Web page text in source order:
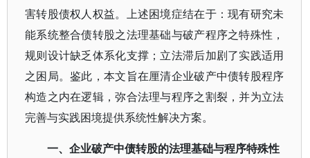
害转股债权人权益。上述困境症结在于：现有研究未
能系统整合债转股之法理基础与破产程序之特殊性，
规则设计缺乏体系化支撑；立法滞后加剧了实践适用
之困局。鉴此，本文旨在厘清企业破产中债转股程序
构造之内在逻辑，弥合法理与程序之割裂，并为立法
完善与实践困境提供系统性解决方案。
一、企业破产中债转股的法理基础与程序特殊性